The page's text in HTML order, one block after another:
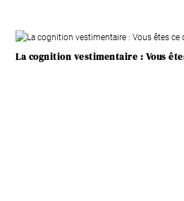
La cognition vestimentaire : Vous